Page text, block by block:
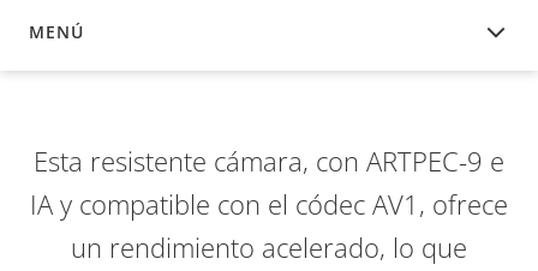
MENÚ
DESCRIPCIÓN
Esta resistente cámara, con ARTPEC-9 e
IA y compatible con el códec AV1, ofrece
un rendimiento acelerado, lo que